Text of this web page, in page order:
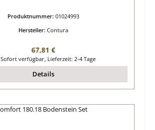
Produktnummer: 01024993
Hersteller: Contura
Regulärer Preis:
67,81 €
Sofort verfügbar, Lieferzeit: 2-4 Tage
Details